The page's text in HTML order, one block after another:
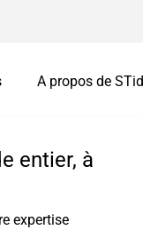
Secure
personnalisés
de lecteurs
entier, à
expertise
A propos de STid